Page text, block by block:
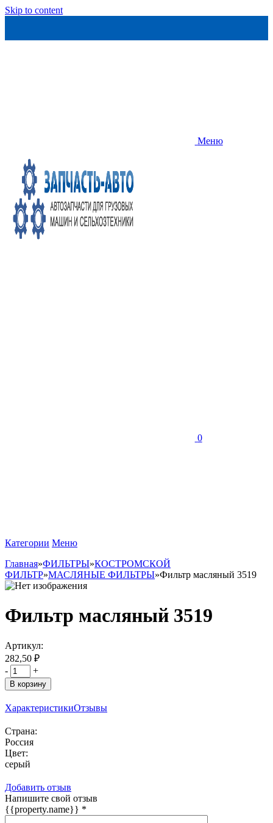
Skip to content
Меню
0
Категории Меню
Главная»ФИЛЬТРЫ»КОСТРОМСКОЙ
ФИЛЬТР»МАСЛЯНЫЕ ФИЛЬТРЫ»Фильтр масляный 3519
Фильтр масляный 3519
Артикул:
282,50 ₽
-
+
В корзину
ХарактеристикиОтзывы
Страна:
Россия
Цвет:
серый
Добавить отзыв
Напишите свой отзыв
{{property.name}} *